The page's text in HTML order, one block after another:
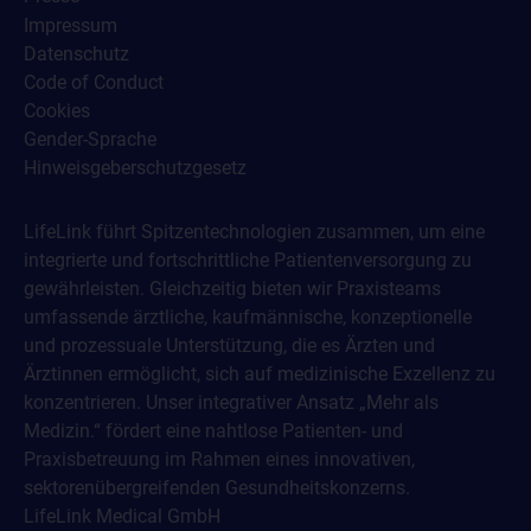
Impressum
Datenschutz
Code of Conduct
Cookies
Gender-Sprache
Hinweisgeberschutzgesetz
LifeLink führt Spitzentechnologien zusammen, um eine
integrierte und fortschrittliche Patientenversorgung zu
gewährleisten. Gleichzeitig bieten wir Praxisteams
umfassende ärztliche, kaufmännische, konzeptionelle
und prozessuale Unterstützung, die es Ärzten und
Ärztinnen ermöglicht, sich auf medizinische Exzellenz zu
konzentrieren. Unser integrativer Ansatz „Mehr als
Medizin.“ fördert eine nahtlose Patienten- und
Praxisbetreuung im Rahmen eines innovativen,
sektorenübergreifenden Gesundheitskonzerns.
LifeLink Medical GmbH